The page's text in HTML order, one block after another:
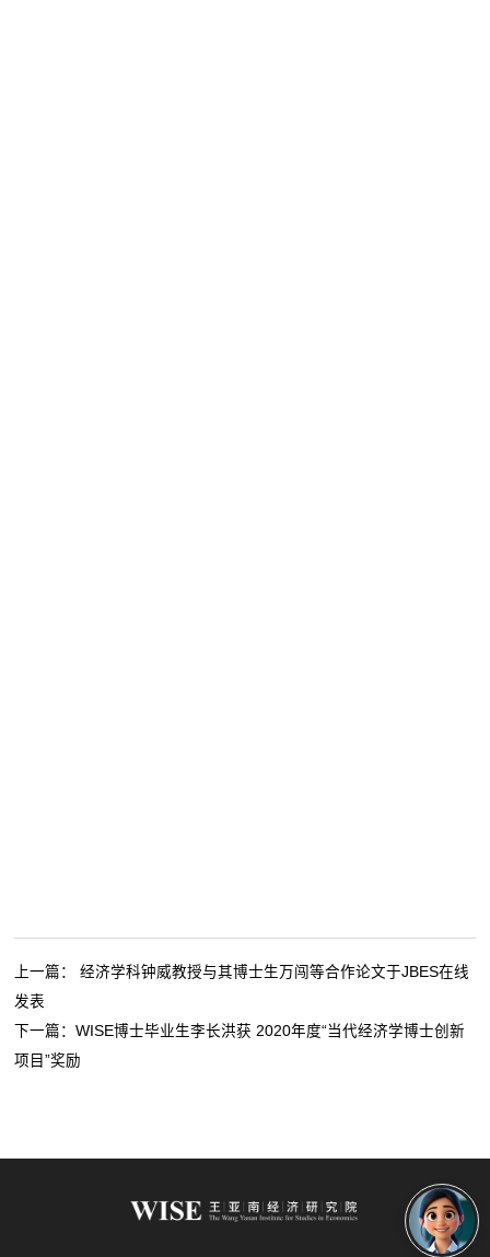
上一篇： 经济学科钟威教授与其博士生万闯等合作论文于JBES在线
发表
下一篇： WISE博士毕业生李长洪获 2020年度“当代经济学博士创新
项目”奖励